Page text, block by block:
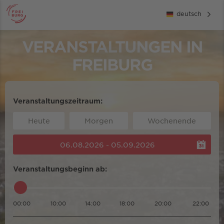
deutsch
VERANSTALTUNGEN IN
FREIBURG
Veranstaltungszeitraum:
Heute Morgen Wochenende
06.08.2026 - 05.09.2026
Veranstaltungsbeginn ab:
00:00 10:00 14:00 18:00 20:00 22:00